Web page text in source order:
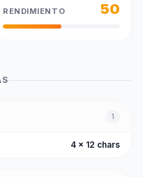
RENDIMIENTO 50
1
4 x 12 chars